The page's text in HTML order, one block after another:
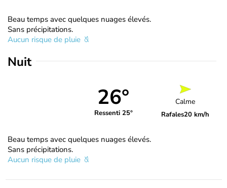
Beau temps avec quelques nuages élevés.
Sans précipitations.
Aucun risque de pluie
Nuit
26°
Ressenti 25°
Calme
Rafales20 km/h
Beau temps avec quelques nuages élevés.
Sans précipitations.
Aucun risque de pluie